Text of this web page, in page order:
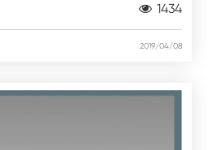
1434
2019/04/08